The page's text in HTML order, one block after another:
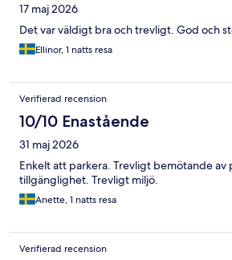
17 maj 2026
Det var väldigt bra och trevligt. God och
Ellinor, 1 natts resa
Verifierad recension
10/10 Enastående
31 maj 2026
Enkelt att parkera. Trevligt bemötande av
tillgänglighet. Trevligt miljö.
Anette, 1 natts resa
Verifierad recension